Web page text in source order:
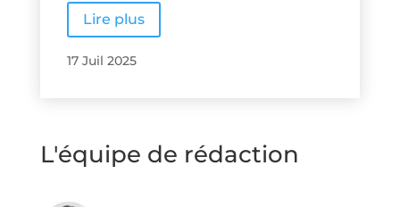
Lire plus
17 Juil 2025
L'équipe de rédaction